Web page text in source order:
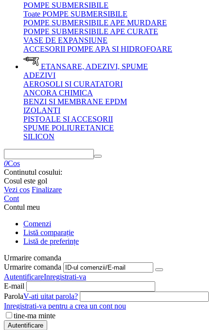
POMPE SUBMERSIBILE
Toate POMPE SUBMERSIBILE
POMPE SUBMERSIBILE APE MURDARE
POMPE SUBMERSIBILE APE CURATE
VASE DE EXPANSIUNE
ACCESORII POMPE APA SI HIDROFOARE
ETANSARE, ADEZIVI, SPUME
ADEZIVI
AEROSOLI SI CURATATORI
ANCORA CHIMICA
BENZI SI MEMBRANE EPDM
IZOLANTI
PISTOALE SI ACCESORII
SPUME POLIURETANICE
SILICON
0Cos
Continutul cosului:
Cosul este gol
Vezi cos Finalizare
Cont
Contul meu
Comenzi
Listă comparație
Listă de preferințe
Urmarire comanda
Urmarire comanda
AutentificareInregistrati-va
E-mail
ParolaV-ati uitat parola?
Inregistrati-va pentru a crea un cont nou
tine-ma minte
Autentificare